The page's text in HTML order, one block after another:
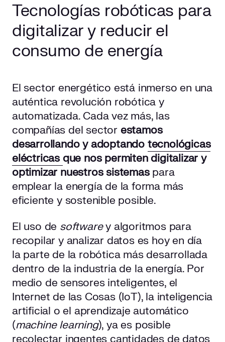
Tecnologías robóticas para
digitalizar y reducir el
consumo de energía
El sector energético está inmerso en una
auténtica revolución robótica y
automatizada. Cada vez más, las
compañías del sector estamos
desarrollando y adoptando tecnológicas
eléctricas que nos permiten digitalizar y
optimizar nuestros sistemas para
emplear la energía de la forma más
eficiente y sostenible posible.
El uso de softwarey algoritmos para
recopilar y analizar datos es hoy en día
la parte de la robótica más desarrollada
dentro de la industria de la energía. Por
medio de sensores inteligentes, el
Internet de las Cosas (IoT), la inteligencia
artificial o el aprendizaje automático
(machine learning), ya es posible